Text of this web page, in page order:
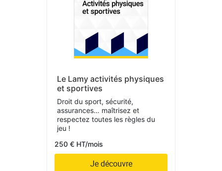
Le Lamy activités physiques
et sportives
Droit du sport, sécurité,
assurances… maîtrisez et
respectez toutes les règles du
jeu !
250 € HT/mois
Je découvre